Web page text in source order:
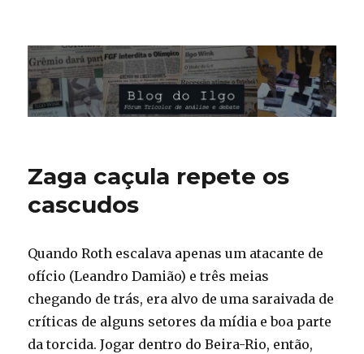
Blog do Ilgo Wink
Zaga caçula repete os
cascudos
Quando Roth escalava apenas um atacante de
ofício (Leandro Damião) e três meias
chegando de trás, era alvo de uma saraivada de
críticas de alguns setores da mídia e boa parte
da torcida. Jogar dentro do Beira-Rio, então,